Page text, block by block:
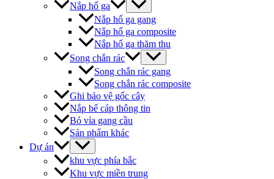
Nắp hố ga
Nắp hố ga gang
Nắp hố ga composite
Nắp hố ga thăm thu
Song chắn rác
Song chắn rác gang
Song chắn rác composite
Ghi bảo vệ gốc cây
Nắp bể cáp thông tin
Bó vỉa gang cầu
Sản phẩm khác
Dự án
khu vực phía bắc
Khu vực miền trung